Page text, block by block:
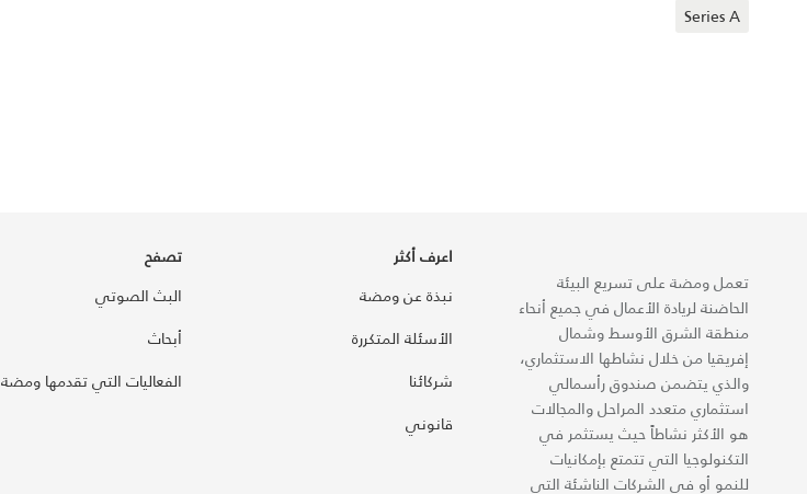
Series A
تعمل ومضة على تسريع البيئة
الحاضنة لريادة الأعمال في جميع أنحاء
منطقة الشرق الأوسط وشمال
إفريقيا من خلال نشاطها الاستثماري،
والذي يتضمن صندوق رأسمالي
استثماري متعدد المراحل والمجالات
هو الأكثر نشاطاً حيث يستثمر في
التكنولوجيا التي تتمتع بإمكانيات
للنمو أو في الشركات الناشئة التي
اعرف أكثر
نبذة عن ومضة
الأسئلة المتكررة
شركائنا
قانوني
تصفح
البث الصوتي
أبحاث
الفعاليات التي تقدمها ومضة